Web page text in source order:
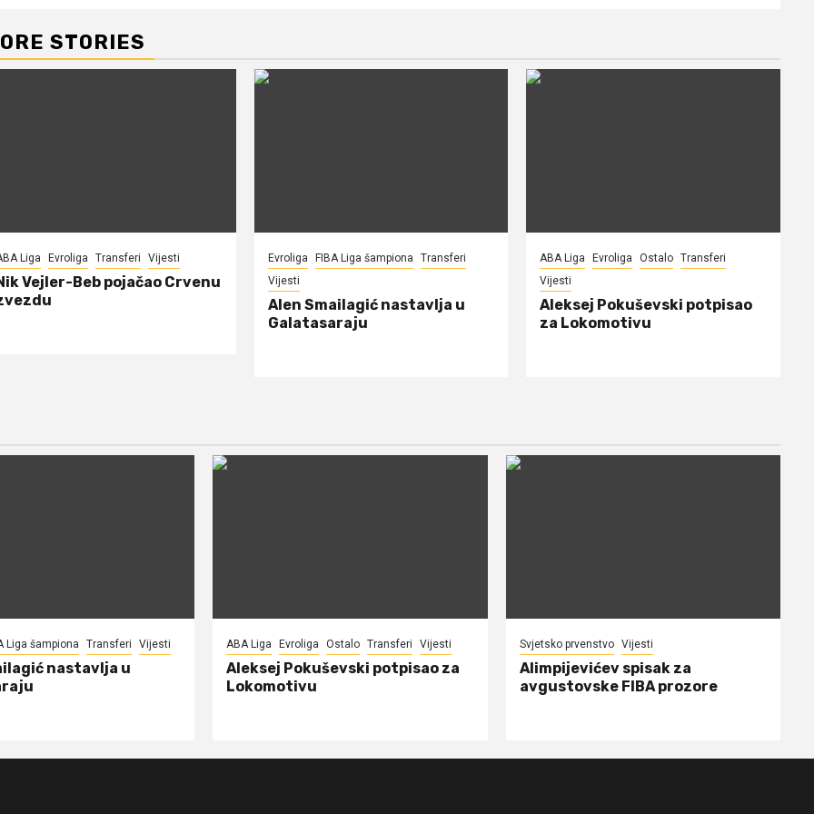
STORIES
Liga Evroliga Transferi Vijesti
Vejler-Beb pojačao Crvenu
Evroliga FIBA Liga šampiona
Transferi
Vijesti
Alen Smailagić nastavlja u
Galatasaraju
ABA Liga Evroliga Ostalo Transferi
Vijesti
Aleksej Pokuševski potpisao
za Lokomotivu
Liga šampiona Transferi Vijesti
nastavlja u
ABA Liga Evroliga Ostalo Transferi Vijesti
Aleksej Pokuševski potpisao za
Lokomotivu
Svjetsko prvenstvo Vijesti
Alimpijevićev spisak za
avgustovske FIBA prozore